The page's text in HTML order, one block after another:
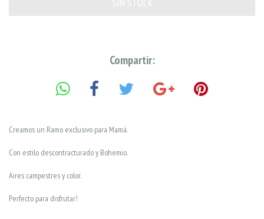
Compartir:
Creamos un Ramo exclusivo para Mamá.
Con estilo descontracturado y Bohemio.
Aires campestres y color.
Perfecto para disfrutar!